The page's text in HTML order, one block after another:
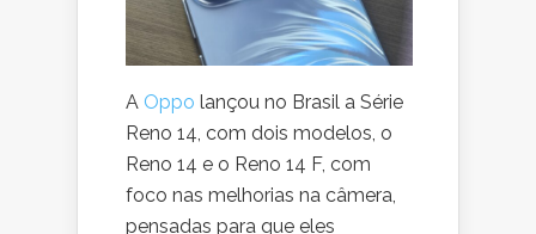
A Oppo lançou no Brasil a Série
Reno 14, com dois modelos, o
Reno 14 e o Reno 14 F, com
foco nas melhorias na câmera,
pensadas para que eles